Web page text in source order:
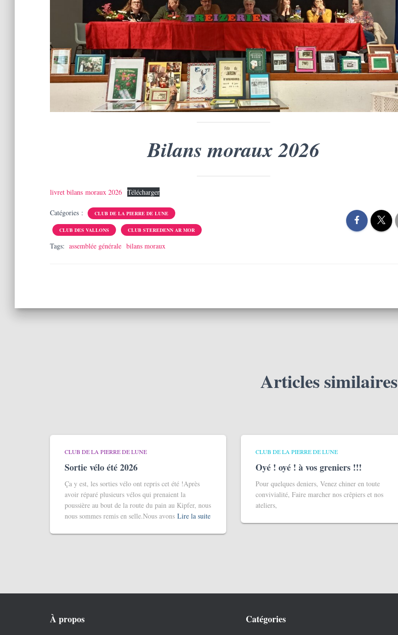
Bilans moraux 2026
livret bilans moraux 2026 Télécharger
Catégories : CLUB DE LA PIERRE DE LUNE
CLUB DES VALLONS CLUB STEREDENN AR MOR
Tags: assemblée générale bilans moraux
Articles similaires
CLUB DE LA PIERRE DE LUNE
Sortie vélo été 2026
Ça y est, les sorties vélo ont repris cet été !Après
avoir réparé plusieurs vélos qui prenaient la
poussière au bout de la route du pain au Kipfer, nous
nous sommes remis en selle.Nous avons Lire la suite
CLUB DE LA PIERRE DE LUNE
Oyé ! oyé ! à vos greniers !!!
Pour quelques deniers, Venez chiner en toute
convivialité, Faire marcher nos crêpiers et nos
ateliers,
À propos Catégories